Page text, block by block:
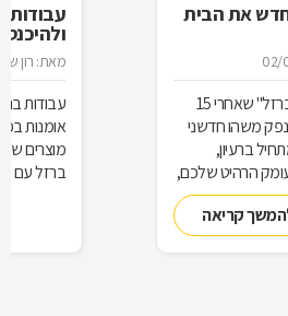
את הבית
02/
הכירו את חנות הרהיטים ''אגן ברזל'' שאחרי 15
משהו חדשני
ברעיון,
הרהיט שלכם,
הגלם ומסתיים
ביותר עבורכם
קריאה
עבודות
מאת: רון
עבודות
אומנות
מוצרים
ברזל עם